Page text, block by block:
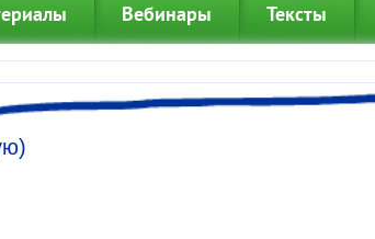
Вебинары Тексты